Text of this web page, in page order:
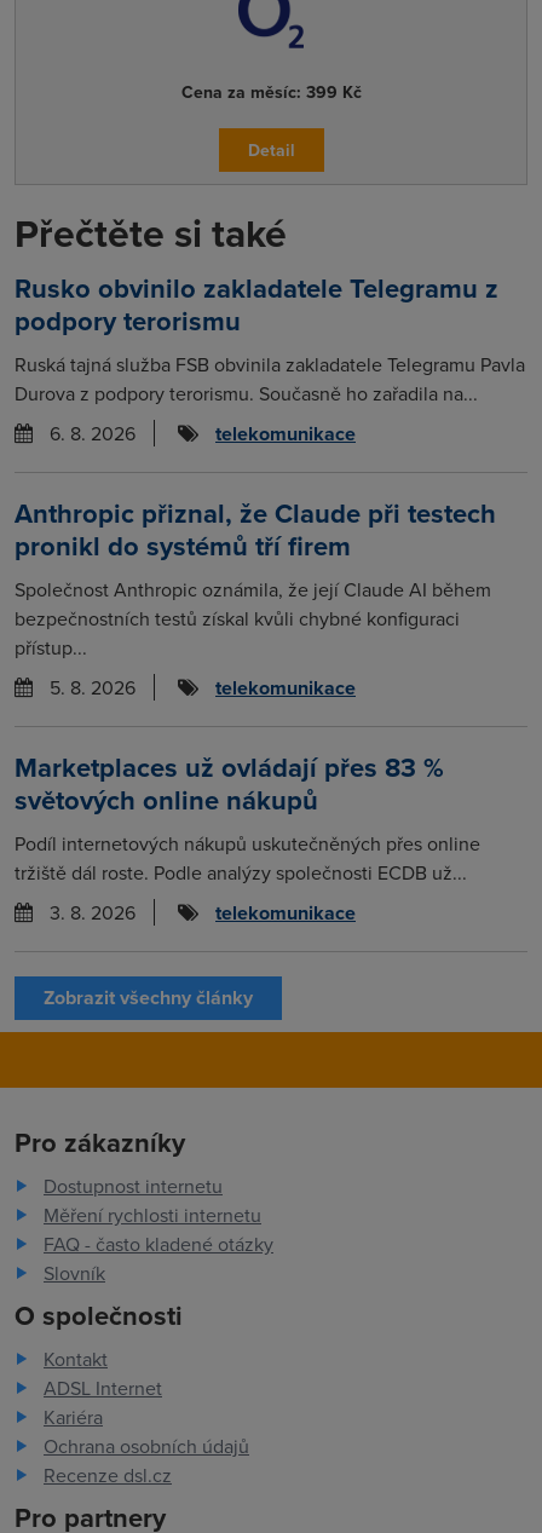
Cena za měsíc: 399 Kč
Detail
Přečtěte si také
Rusko obvinilo zakladatele Telegramu z
podpory terorismu
Ruská tajná služba FSB obvinila zakladatele Telegramu Pavla
Durova z podpory terorismu. Současně ho zařadila na...
6. 8. 2026
telekomunikace
Anthropic přiznal, že Claude při testech
pronikl do systémů tří firem
Společnost Anthropic oznámila, že její Claude AI během
bezpečnostních testů získal kvůli chybné konfiguraci
přístup...
5. 8. 2026
telekomunikace
Marketplaces už ovládají přes 83 %
světových online nákupů
Podíl internetových nákupů uskutečněných přes online
tržiště dál roste. Podle analýzy společnosti ECDB už...
3. 8. 2026
telekomunikace
Zobrazit všechny články
Pro zákazníky
Dostupnost internetu
Měření rychlosti internetu
FAQ - často kladené otázky
Slovník
O společnosti
Kontakt
ADSL Internet
Kariéra
Ochrana osobních údajů
Recenze dsl.cz
Pro partnery